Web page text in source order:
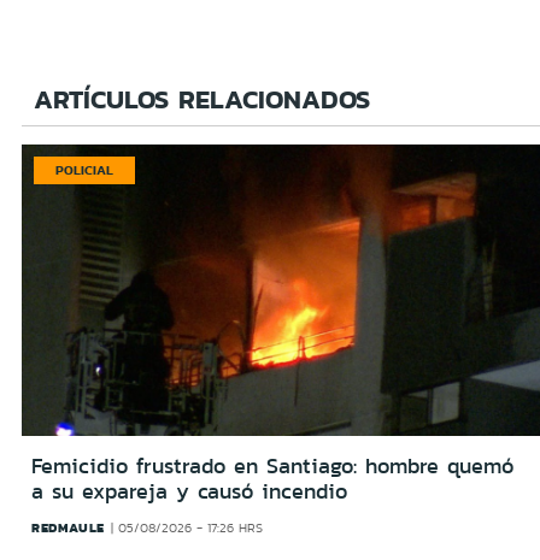
ARTÍCULOS RELACIONADOS
POLICIAL
Femicidio frustrado en Santiago: hombre quemó
a su expareja y causó incendio
REDMAULE 05/08/2026 - 17:26 HRS